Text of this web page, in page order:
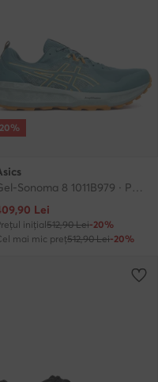
Gel-Sonoma 8 1011B979 · Pantofi pentru alergare
actual
Lei
inițial512,90 Lei-20%
mai mic preț512,90 Lei-20%